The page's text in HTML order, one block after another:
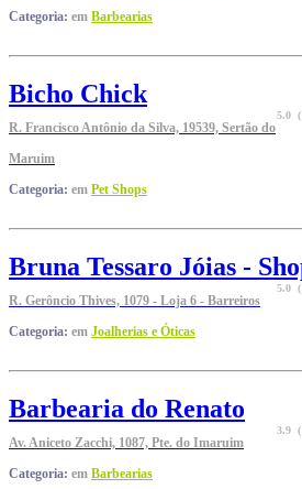
Categoria: em Barbearias
Bicho Chick
5.0 (
R. Francisco Antônio da Silva, 19539, Sertão do
Maruim
Categoria: em Pet Shops
Bruna Tessaro Jóias -
5.0 (
R. Gerôncio Thives, 1079 - Loja 6 - Barreiros
Categoria: em Joalherias e Óticas
Barbearia do Renato
3.9 (
Av. Aniceto Zacchi, 1087, Pte. do Imaruim
Categoria: em Barbearias